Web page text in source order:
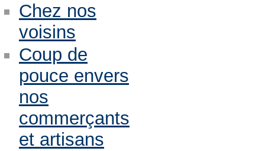
Chez nos
voisins
Coup de
pouce envers
nos
commerçants
et artisans